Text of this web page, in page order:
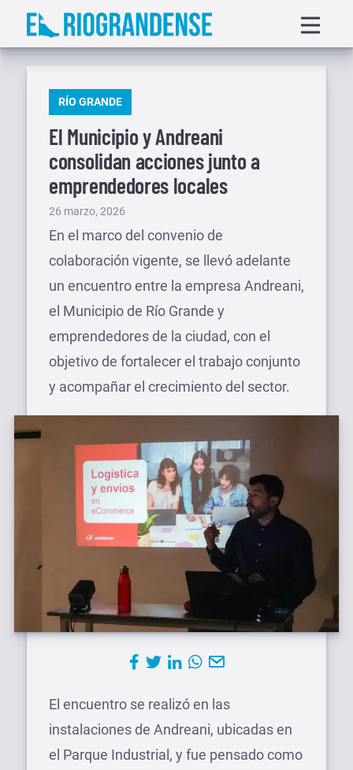
Saltar
menu
PUBLICADO
RÍO GRANDE
El Municipio y Andreani
consolidan acciones junto a
emprendedores locales
Publicado
el
26 marzo, 2026
En el marco del convenio de
colaboración vigente, se llevó adelante
un encuentro entre la empresa Andreani,
el Municipio de Río Grande y
emprendedores de la ciudad, con el
objetivo de fortalecer el trabajo conjunto
y acompañar el crecimiento del sector.
El encuentro se realizó en las
instalaciones de Andreani, ubicadas en
el Parque Industrial, y fue pensado como